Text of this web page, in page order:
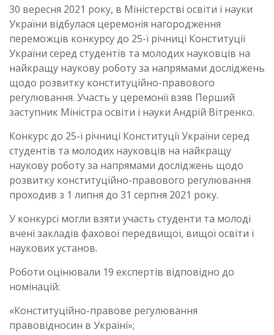
30 вересня 2021 року, в Міністерстві освіти і науки
України відбулася церемонія нагородження
переможців конкурсу до 25-ї річниці Конституції
України серед студентів та молодих науковців на
найкращу наукову роботу за напрямами досліджень
щодо розвитку конституційно-правового
регулювання. Участь у церемонії взяв Перший
заступник Міністра освіти і науки Андрій Вітренко.
Конкурс до 25-ї річниці Конституції України серед
студентів та молодих науковців на найкращу
наукову роботу за напрямами досліджень щодо
розвитку конституційно-правового регулювання
проходив з 1 липня до 31 серпня 2021 року.
У конкурсі могли взяти участь студенти та молоді
вчені закладів фахової передвищої, вищої освіти і
наукових установ.
Роботи оцінювали 19 експертів відповідно до
номінацій:
«Конституційно-правове регулювання
правовідносин в Україні»;